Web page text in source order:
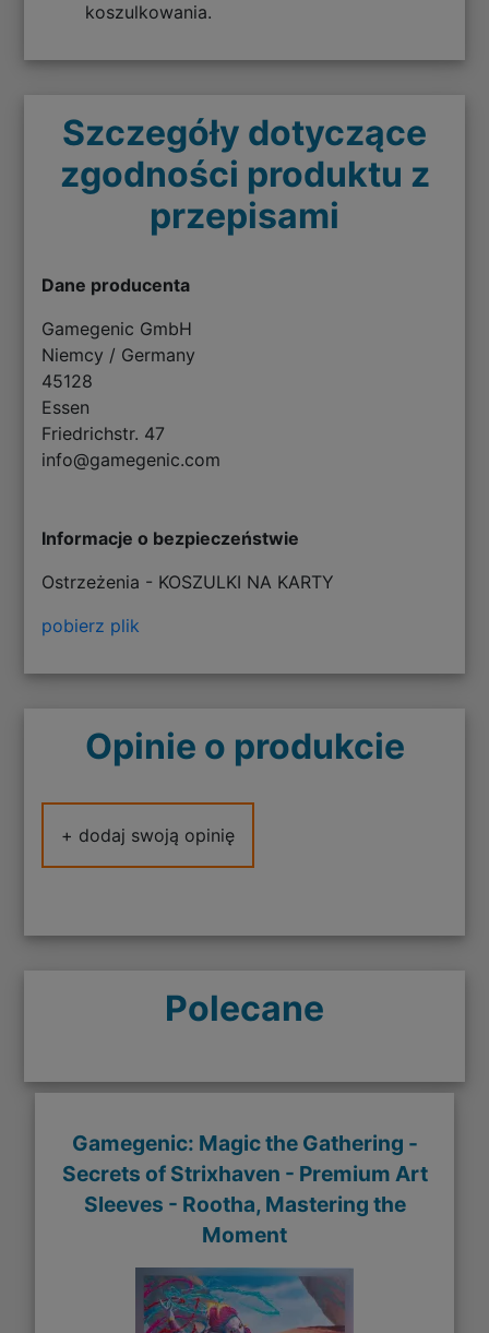
koszulkowania.
Szczegóły dotyczące
zgodności produktu z
przepisami
Dane producenta
Gamegenic GmbH
Niemcy / Germany
45128
Essen
Friedrichstr. 47
info@gamegenic.com
Informacje o bezpieczeństwie
Ostrzeżenia - KOSZULKI NA KARTY
pobierz plik
Opinie o produkcie
+ dodaj swoją opinię
Polecane
Gamegenic: Magic the Gathering -
Secrets of Strixhaven - Premium Art
Sleeves - Rootha, Mastering the
Moment